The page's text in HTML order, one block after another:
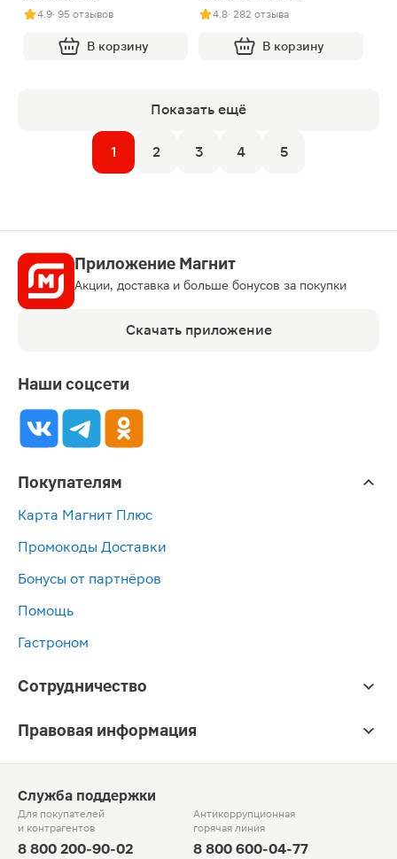
4.9· 95 отзывов
В корзину
4.8· 282 отзыва
В корзину
Показать ещё
1 2 3 4 5
Приложение Магнит
Акции, доставка и больше бонусов за покупки
Скачать приложение
Наши соцсети
Покупателям
Карта Магнит Плюс
Промокоды Доставки
Бонусы от партнёров
Помощь
Гастроном
Сотрудничество
Правовая информация
Служба поддержки
Для покупателей
и контрагентов
8 800 200-90-02
Антикоррупционная
горячая линия
8 800 600-04-77